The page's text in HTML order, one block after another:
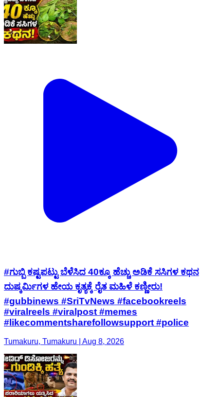
#ಗುಬ್ಬಿ ಕಷ್ಟಪಟ್ಟು ಬೆಳೆಸಿದ 40ಕ್ಕೂ ಹೆಚ್ಚು ಅಡಿಕೆ ಸಸಿಗಳ ಕಥನ
ದುಷ್ಕರ್ಮಿಗಳ ಹೇಯ ಕೃತ್ಯಕ್ಕೆ ರೈತ ಮಹಿಳೆ ಕಣ್ಣೀರು!
#gubbinews #SriTvNews #facebookreels
#viralreels #viralpost #memes
#likecommentsharefollowsupport #police
Tumakuru, Tumakuru | Aug 8, 2026